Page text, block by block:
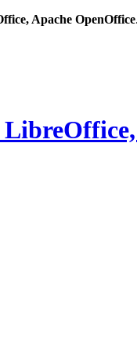
Apache OpenOffice.